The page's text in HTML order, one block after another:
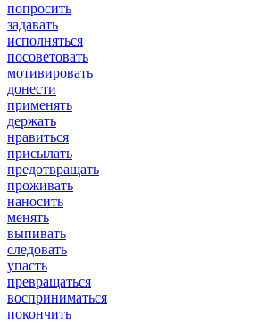
попросить
задавать
исполняться
посоветовать
мотивировать
донести
применять
держать
нравиться
присылать
предотвращать
проживать
наносить
менять
выпивать
следовать
упасть
превращаться
восприниматься
покончить